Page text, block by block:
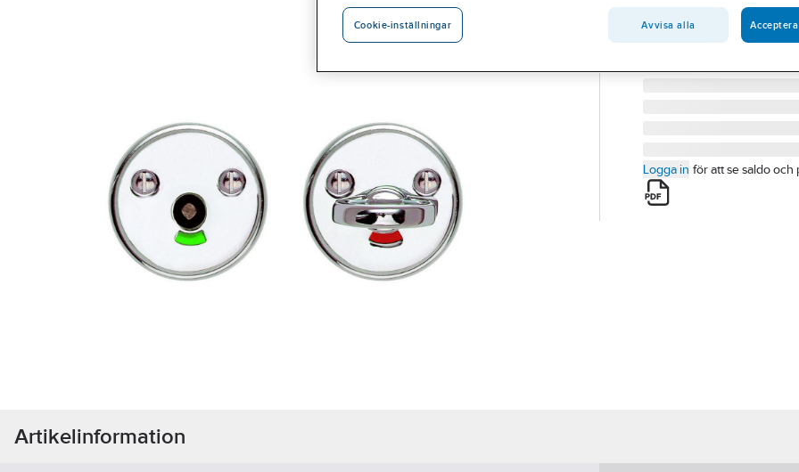
WC BEHÖR
Artikelnummer:
418603
B210K
Logga in för att se saldo och
Artikelinformation
Cookie-inställningar Avvisa alla